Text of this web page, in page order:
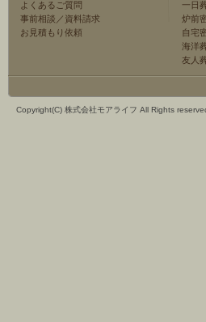
よくあるご質問
事前相談／資料請求
お見積もり依頼
一日
炉前
自宅
海洋
友人
Copyright(C) 株式会社モアライフ All Rights